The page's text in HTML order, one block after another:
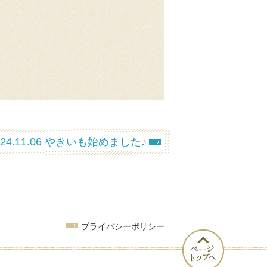
やきいも始めました♪
プライバシーポリシー